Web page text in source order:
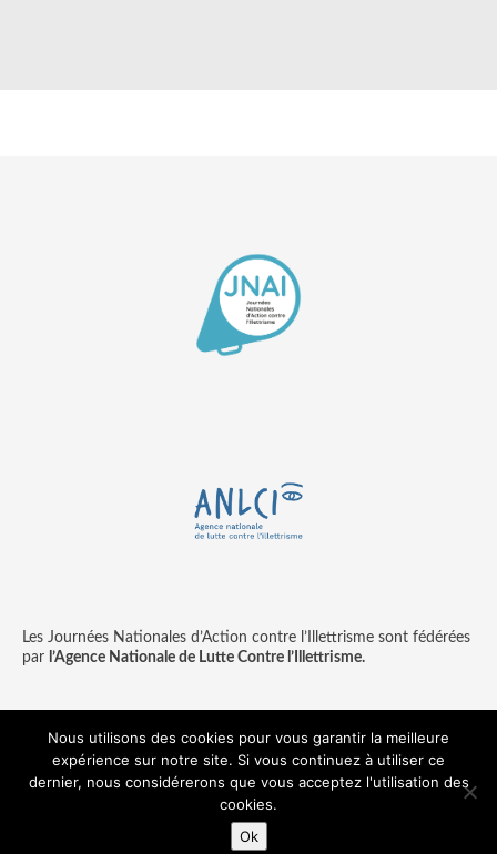
Les Journées Nationales d’Action contre l’Illettrisme sont fédérées
par l’Agence Nationale de Lutte Contre l’Illettrisme.
Contact
Mentions légales
© copyright ANLCI 2018
Nous utilisons des cookies pour vous garantir la meilleure
expérience sur notre site. Si vous continuez à utiliser ce
dernier, nous considérerons que vous acceptez l'utilisation des
cookies.
Ok